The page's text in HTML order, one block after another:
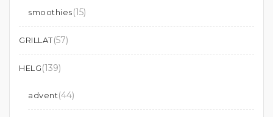
smoothies(15)
GRILLAT(57)
HELG(139)
advent(44)